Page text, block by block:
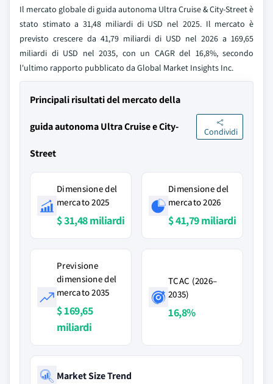
Il mercato globale di guida autonoma Ultra Cruise & City-Street è
stato stimato a 31,48 miliardi di USD nel 2025. Il mercato è
previsto crescere da 41,79 miliardi di USD nel 2026 a 169,65
miliardi di USD nel 2035, con un CAGR del 16,8%, secondo
l'ultimo rapporto pubblicato da Global Market Insights Inc.
Principali risultati del mercato della
guida autonoma Ultra Cruise e City-
Street
Condividi
Dimensione del
mercato 2025
$ 31,48 miliardi
Dimensione del
mercato 2026
$ 41,79 miliardi
Previsione
dimensione del
mercato 2035
$ 169,65
miliardi
TCAC (2026–
2035)
16,8%
Market Size Trend